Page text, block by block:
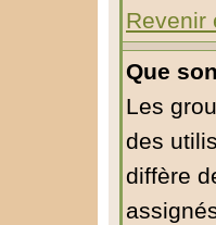
Revenir
Que
Les
des
diffère